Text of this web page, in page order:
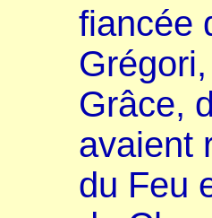
fiancée
Grâce,
avaient
du Feu